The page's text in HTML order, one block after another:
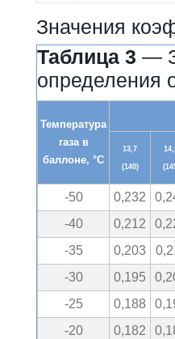
Значения
Таблица 3 —
определения
Температура
газа в
баллоне, °С
13,7
(140)
-50 0,232
-40
0,212
-35
0,203
-30
0,195
-25
0,188
-20
0,182